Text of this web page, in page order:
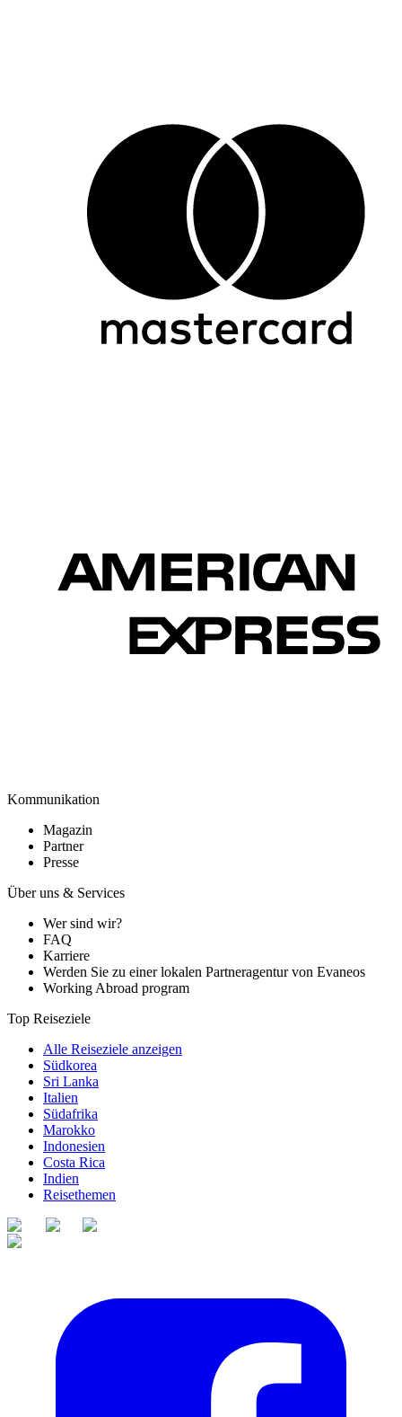
Kommunikation
Magazin
Partner
Presse
Über uns & Services
Wer sind wir?
FAQ
Karriere
Werden Sie zu einer lokalen Partneragentur von Evaneos
Working Abroad program
Top Reiseziele
Alle Reiseziele anzeigen
Südkorea
Sri Lanka
Italien
Südafrika
Marokko
Indonesien
Costa Rica
Indien
Reisethemen